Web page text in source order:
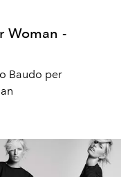
Woman -
Baudo per